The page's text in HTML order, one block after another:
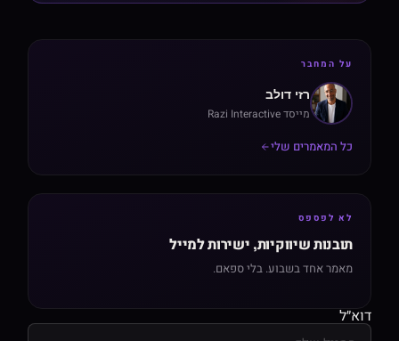
על המחבר
רזי דולב
מייסד Razi Interactive
כל המאמרים שלי
לא לפספס
תובנות שיווקיות, ישירות למייל
מאמר אחד בשבוע. בלי ספאם.
דוא״ל